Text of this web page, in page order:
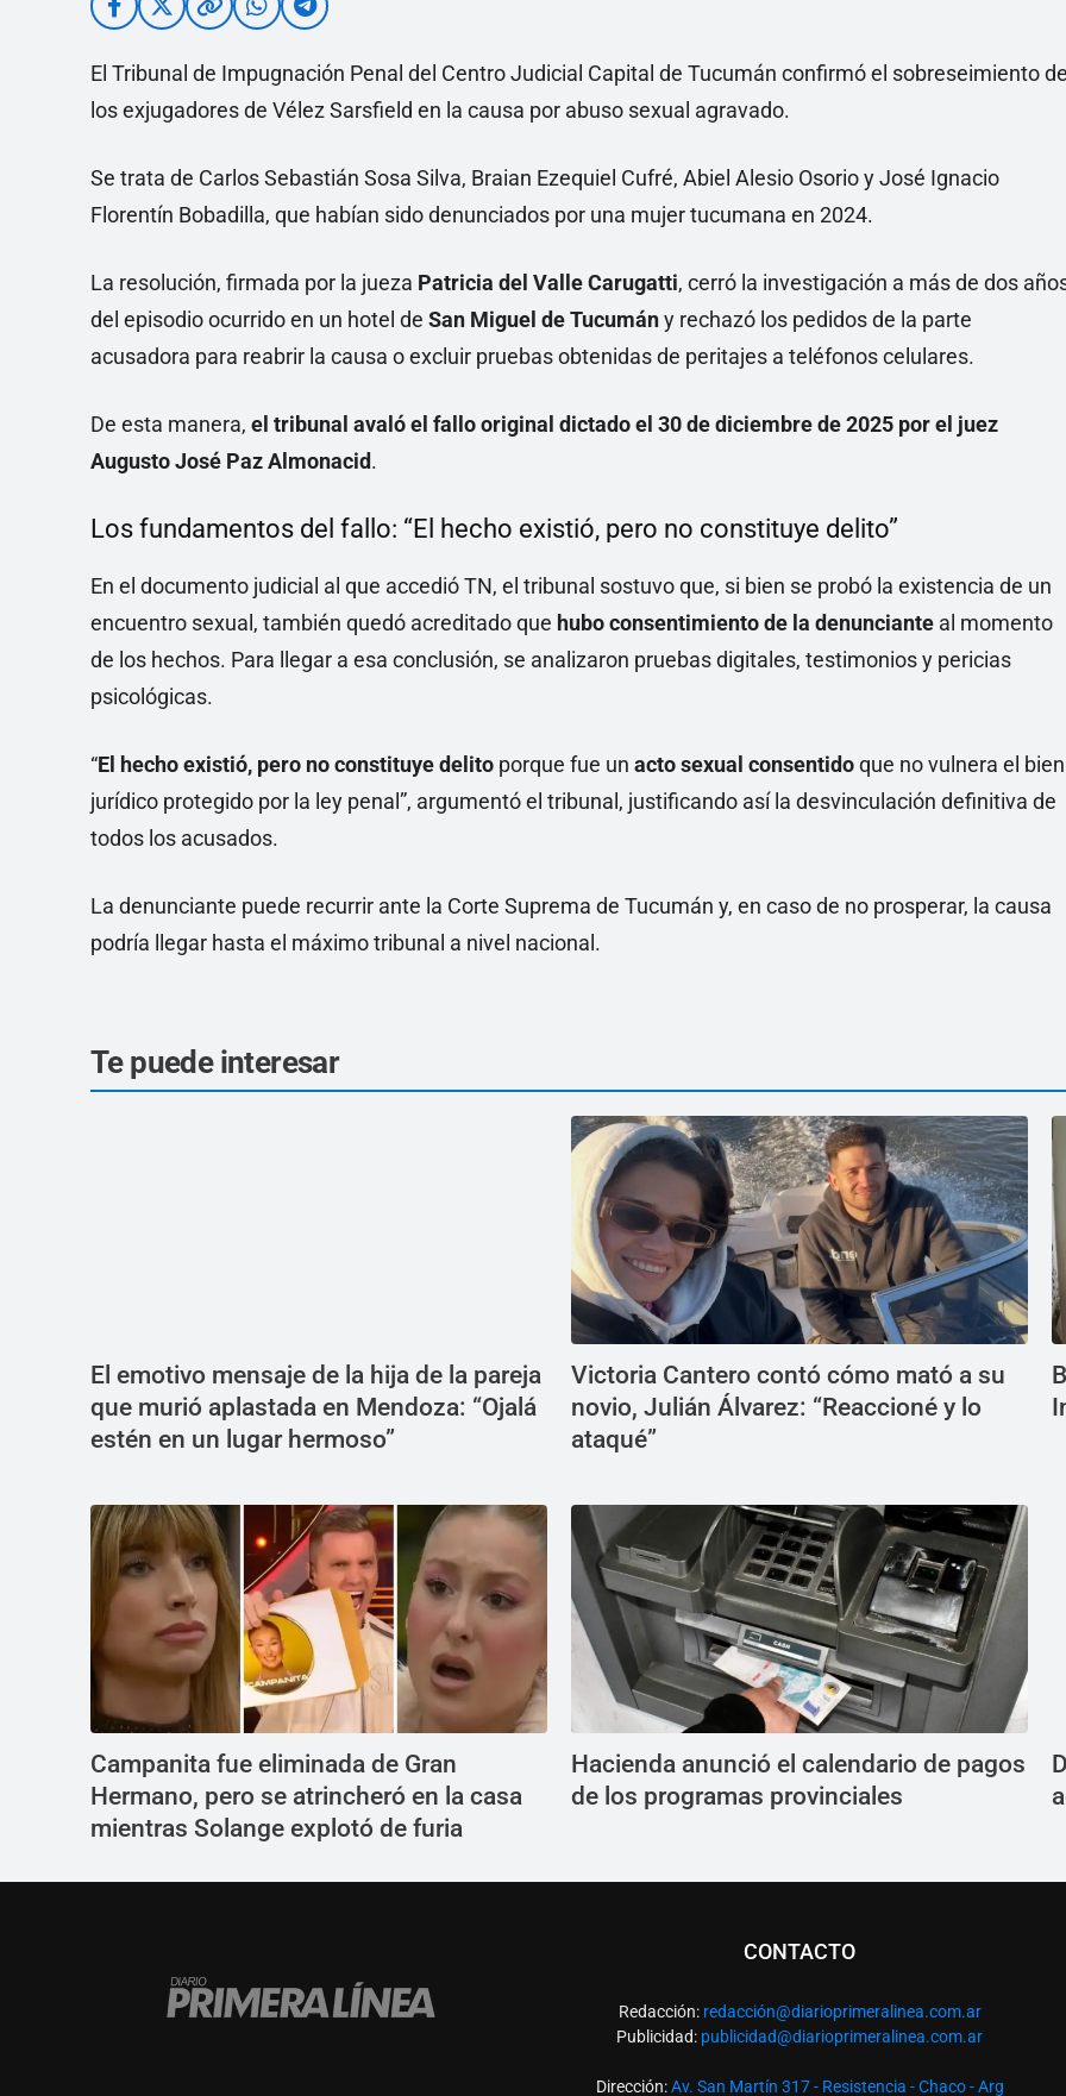
El Tribunal de Impugnación Penal del Centro Judicial Capital de Tucumán confirmó el sobreseimiento
los exjugadores de Vélez Sarsfield en la causa por abuso sexual agravado.
Se trata de Carlos Sebastián Sosa Silva, Braian Ezequiel Cufré, Abiel Alesio Osorio y José Ignacio
Florentín Bobadilla, que habían sido denunciados por una mujer tucumana en 2024.
La resolución, firmada por la jueza Patricia del Valle Carugatti, cerró la investigación a más de dos
del episodio ocurrido en un hotel de San Miguel de Tucumány rechazó los pedidos de la parte
acusadora para reabrir la causa o excluir pruebas obtenidas de peritajes a teléfonos celulares.
De esta manera, el tribunal avaló el fallo original dictado el 30 de diciembre de 2025 por el juez
Augusto José Paz Almonacid.
Los fundamentos del fallo: “El hecho existió, pero no constituye delito”
En el documento judicial al que accedió TN, el tribunal sostuvo que, si bien se probó la existencia de un
encuentro sexual, también quedó acreditado que hubo consentimiento de la denunciante al momento
de los hechos. Para llegar a esa conclusión, se analizaron pruebas digitales, testimonios y pericias
psicológicas.
“El hecho existió, pero no constituye delito porque fue un acto sexual consentidoque no vulnera el bien
jurídico protegido por la ley penal”, argumentó el tribunal, justificando así la desvinculación definitiva de
todos los acusados.
La denunciante puede recurrir ante la Corte Suprema de Tucumán y, en caso de no prosperar, la causa
podría llegar hasta el máximo tribunal a nivel nacional.
Te puede interesar
El emotivo mensaje de la hija de la pareja
que murió aplastada en Mendoza: “Ojalá
estén en un lugar hermoso”
Victoria Cantero contó cómo mató a su
novio, Julián Álvarez: “Reaccioné y lo
ataqué”
Campanita fue eliminada de Gran
Hermano, pero se atrincheró en la casa
mientras Solange explotó de furia
Hacienda anunció el calendario de pagos
de los programas provinciales
CONTACTO
Redacción: redacción@diarioprimeralinea.com.ar
Publicidad: publicidad@diarioprimeralinea.com.ar
Dirección:Av. San Martín 317 - Resistencia - Chaco - Arg